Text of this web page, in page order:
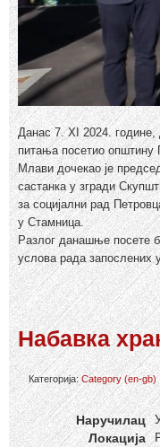
Данас 7. XI 2024.
питања посетио
Млави дочекао је
састанка у згради
за социјални рад
у Стамница.
Разлог данашње посете
услова рада запослених
Набавка
Категорија: Category (en-gb)
Наручилац
Локација